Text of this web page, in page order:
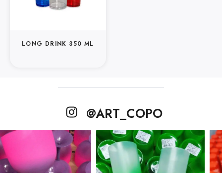
LONG DRINK 350 ML
@ART_COPO